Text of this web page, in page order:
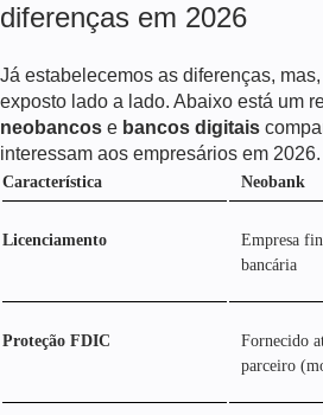
diferenças em 2026
Já estabelecemos as diferenças,
exposto lado a lado. Abaixo está um
neobancos e bancos digitais
interessam aos empresários em 2026.
Característica Neobank
Licenciamento
Empresa
bancária
Proteção FDIC
Fornecido
parceiro